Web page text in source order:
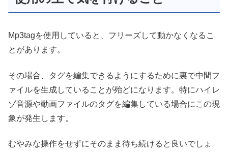
Mp3tagを使用していると、フリーズして動かなくなるこ
とがあります。
その場合、タグを編集できるようにするために裏で中間フ
ァイルを生成していることが殆どになります。特にハイレ
ゾ音源や動画ファイルのタグを編集している場合にこの現
象が発生します。
むやみな操作をせずにそのまま待ち続けると良いでしょ